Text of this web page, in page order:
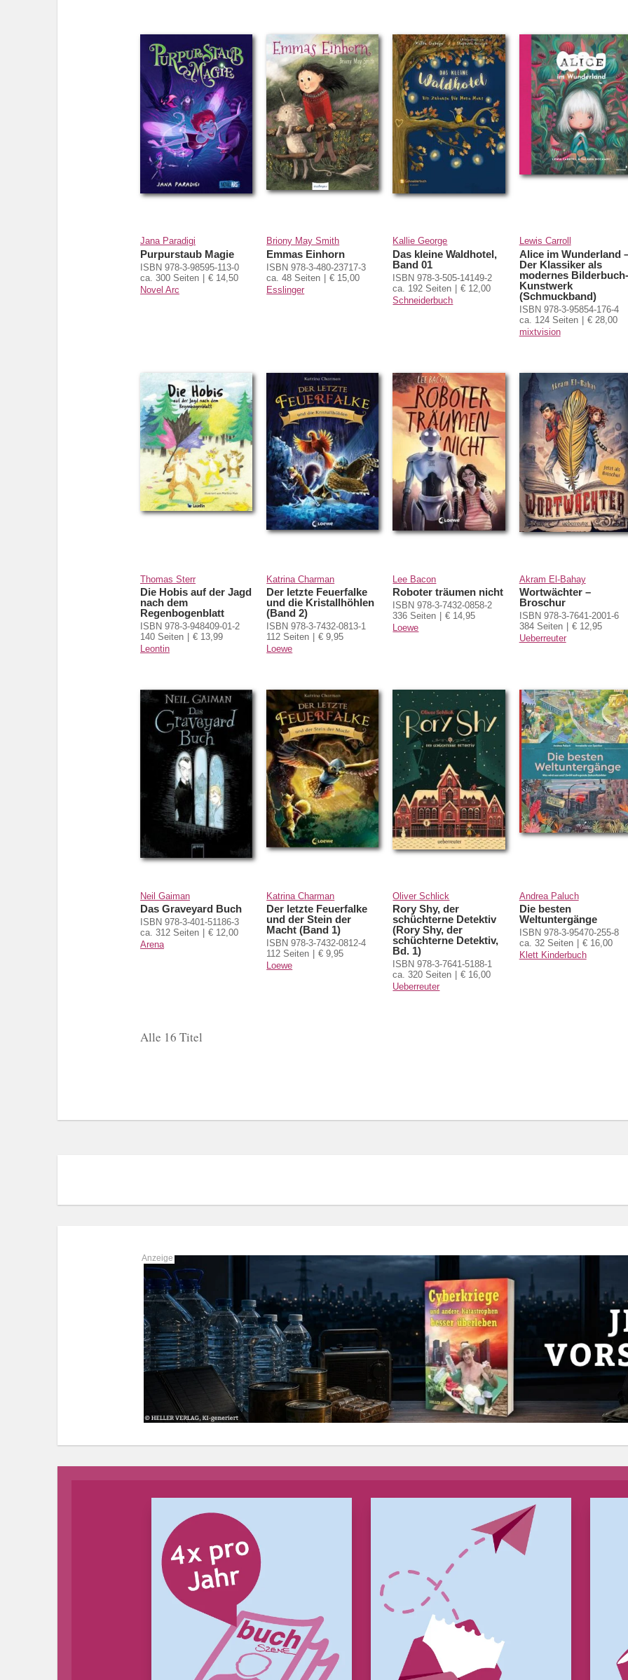
Jana Paradigi
Purpurstaub Magie
ISBN 978-3-98595-113-0
ca. 300 Seiten
€ 14,50
Novel Arc
Briony May Smith
Emmas Einhorn
ISBN 978-3-480-23717-3
ca. 48 Seiten
€ 15,00
Esslinger
Kallie George
Das kleine Waldhotel,
Band 01
ISBN 978-3-505-14149-2
ca. 192 Seiten
€ 12,00
Schneiderbuch
Lewis Carroll
Alice im Wunderland
Der Klassiker als
modernes Bilderbuch-
Kunstwerk
(Schmuckband)
ISBN 978-3-95854-176-4
ca. 124 Seiten
€ 28,00
mixtvision
Thomas Sterr
Die Hobis auf der Jagd
nach dem
Regenbogenblatt
ISBN 978-3-948409-01-2
140 Seiten
€ 13,99
Leontin
Katrina Charman
Der letzte Feuerfalke
und die Kristallhöhlen
(Band 2)
ISBN 978-3-7432-0813-1
112 Seiten
€ 9,95
Loewe
Lee Bacon
Roboter träumen nicht
ISBN 978-3-7432-0858-2
336 Seiten
€ 14,95
Loewe
Akram El-Bahay
Wortwächter –
Broschur
ISBN 978-3-7641-2001-6
384 Seiten
€ 12,95
Ueberreuter
Neil Gaiman
Das Graveyard Buch
ISBN 978-3-401-51186-3
ca. 312 Seiten
€ 12,00
Arena
Katrina Charman
Der letzte Feuerfalke
und der Stein der
Macht (Band 1)
ISBN 978-3-7432-0812-4
112 Seiten
€ 9,95
Loewe
Oliver Schlick
Rory Shy, der
schüchterne Detektiv
(Rory Shy, der
schüchterne Detektiv,
Bd. 1)
ISBN 978-3-7641-5188-1
ca. 320 Seiten
€ 16,00
Ueberreuter
Andrea Paluch
Die besten
Weltuntergänge
ISBN 978-3-95470-255-8
ca. 32 Seiten
€ 16,00
Klett Kinderbuch
Alle 16 Titel